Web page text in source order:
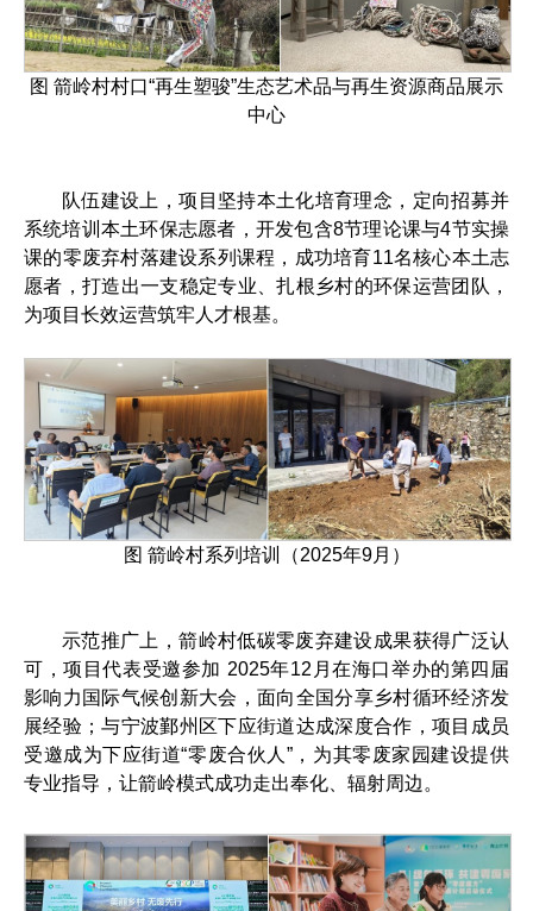
图 箭岭村村口“再生塑骏”生态艺术品与再生资源商品展示
中心
队伍建设上，项目坚持本土化培育理念，定向招募并
系统培训本土环保志愿者，开发包含8节理论课与4节实操
课的零废弃村落建设系列课程，成功培育11名核心本土志
愿者，打造出一支稳定专业、扎根乡村的环保运营团队，
为项目长效运营筑牢人才根基。
图 箭岭村系列培训（2025年9月）
示范推广上，箭岭村低碳零废弃建设成果获得广泛认
可，项目代表受邀参加 2025年12月在海口举办的第四届
影响力国际气候创新大会，面向全国分享乡村循环经济发
展经验；与宁波鄞州区下应街道达成深度合作，项目成员
受邀成为下应街道“零废合伙人”，为其零废家园建设提供
专业指导，让箭岭模式成功走出奉化、辐射周边。